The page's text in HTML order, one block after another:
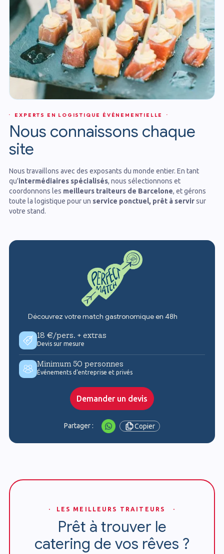
· EXPERTS EN LOGISTIQUE ÉVÉNEMENTIELLE ·
Nous connaissons chaque
site
Nous travaillons avec des exposants du monde entier. En tant
qu'intermédiaires spécialisés, nous sélectionnons et
coordonnons les meilleurs traiteurs de Barcelone, et gérons
toute la logistique pour un service ponctuel, prêt à servirsur
votre stand.
Découvrez votre match gastronomique en 48h
18 €/pers. + extras
Devis sur mesure
Minimum 50 personnes
Événements d'entreprise et privés
Demander un devis
Partager : Copier
· LES MEILLEURS TRAITEURS ·
Prêt à trouver le
catering de vos rêves ?